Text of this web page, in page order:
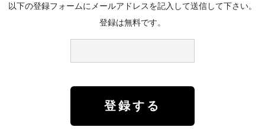
以下の登録フォームにメールアドレスを記入して送信して下さい。
登録は無料です。